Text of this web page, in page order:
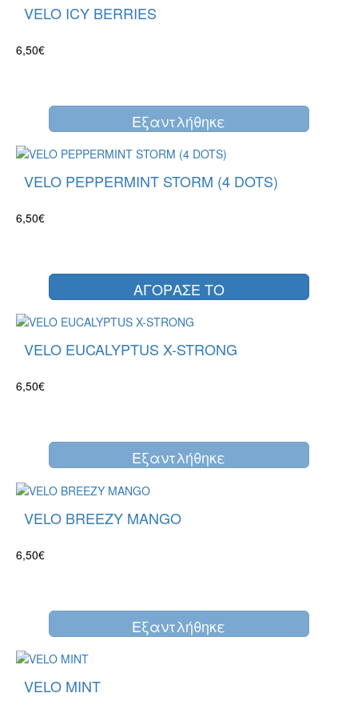
VELO ICY BERRIES
6,50€
Eξαντλήθηκε
VELO PEPPERMINT STORM (4 DOTS)
6,50€
ΑΓΟΡΑΣΕ ΤΟ
VELO EUCALYPTUS X-STRONG
6,50€
Eξαντλήθηκε
VELO BREEZY MANGO
6,50€
Eξαντλήθηκε
VELO MINT